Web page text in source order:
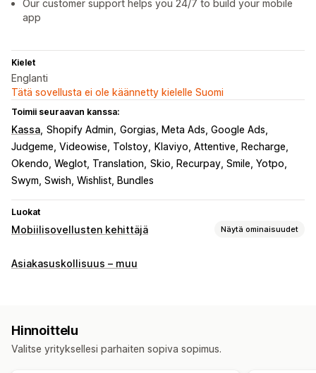
Our customer support helps you 24/7 to build your mobile
app
Kielet
Englanti
Tätä sovellusta ei ole käännetty kielelle Suomi
Toimii seuraavan kanssa:
Kassa Shopify Admin Gorgias, Meta Ads, Google Ads
Judgeme, Videowise, Tolstoy
Klaviyo, Attentive, Recharge
Okendo, Weglot, Translation Skio, Recurpay, Smile, Yotpo
Swym, Swish, Wishlist, Bundles
Luokat
Mobiilisovellusten kehittäjä Näytä ominaisuudet
Mukautukset
Reaaliaikainen esikatselu
Asiakasuskollisuus – muu
Hinnoittelu
Valitse yrityksellesi parhaiten sopiva sopimus.